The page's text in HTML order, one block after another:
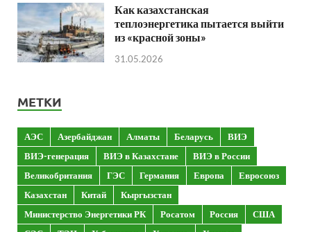
Как казахстанская
теплоэнергетика пытается выйти
из «красной зоны»
31.05.2026
МЕТКИ
АЭС Азербайджан Алматы Беларусь
ВИЭ
ВИЭ-генерация
ВИЭ в Казахстане
ВИЭ в России
Великобритания
ГЭС Германия Европа
Евросоюз
Казахстан
Китай
Кыргызстан
Министерство Энергетики РК
Росатом Россия
США